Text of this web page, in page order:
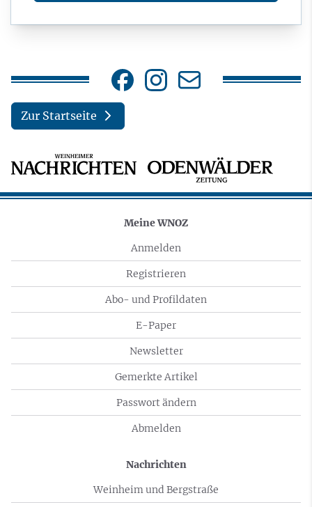
Zur Startseite
Meine WNOZ
Anmelden
Registrieren
Abo- und Profildaten
E-Paper
Newsletter
Gemerkte Artikel
Passwort ändern
Abmelden
Nachrichten
Weinheim und Bergstraße